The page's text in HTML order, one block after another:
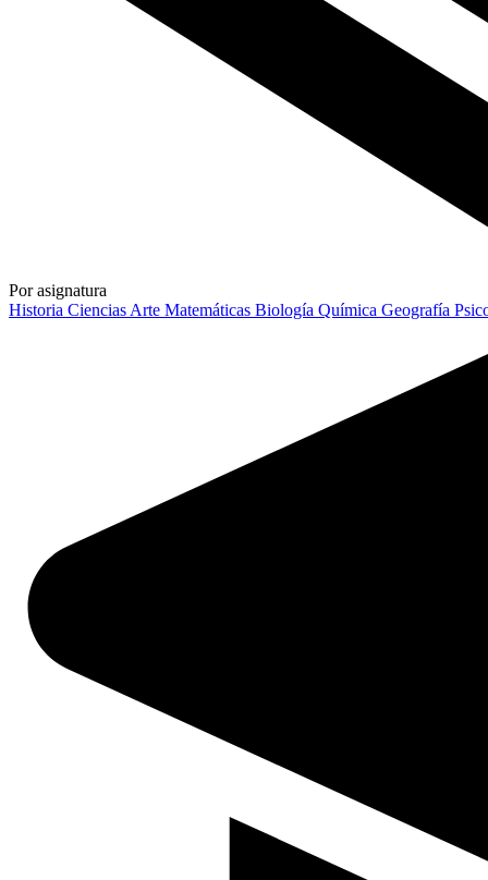
Por asignatura
Historia Ciencias Arte Matemáticas Biología Química Geografía